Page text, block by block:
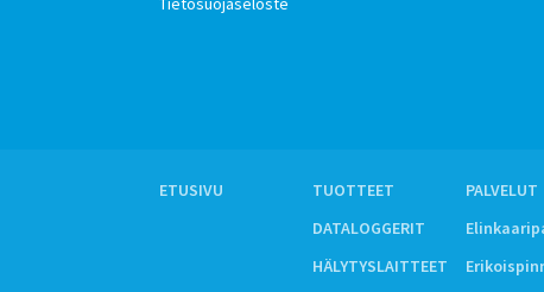
ETUSIVU
TUOTTEET
DATALOGGERIT
HÄLYTYSLAITTEET
PALVELUT